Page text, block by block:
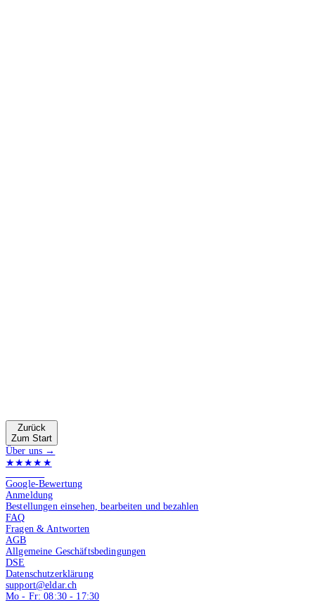
Zurück
Zum Start
Über uns →
★★★★★
Google-Bewertung
Anmeldung
Bestellungen einsehen, bearbeiten und bezahlen
FAQ
Fragen & Antworten
AGB
Allgemeine Geschäftsbedingungen
DSE
Datenschutzerklärung
support@eldar.ch
Mo - Fr: 08:30 - 17:30